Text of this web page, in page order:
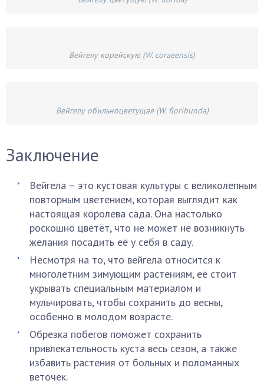
Вейгелу корейскую (W. coraeensis)
Вейгелу обильноцветущая (W. floribunda)
Заключение
Вейгела – это кустовая культуры с великолепным
повторным цветением, которая выглядит как
настоящая королева сада. Она настолько
роскошно цветёт, что не может не возникнуть
желания посадить её у себя в саду.
Несмотря на то, что вейгела относится к
многолетним зимующим растениям, её стоит
укрывать специальным материалом и
мульчировать, чтобы сохранить до весны,
особенно в молодом возрасте.
Обрезка побегов поможет сохранить
привлекательность куста весь сезон, а также
избавить растения от больных и поломанных
веточек.